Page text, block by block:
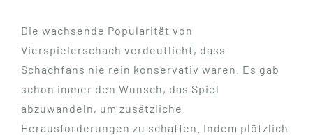
Die wachsende Popularität von
Vierspielerschach verdeutlicht, dass
Schachfans nie rein konservativ waren. Es gab
schon immer den Wunsch, das Spiel
abzuwandeln, um zusätzliche
Herausforderungen zu schaffen. Indem plötzlich